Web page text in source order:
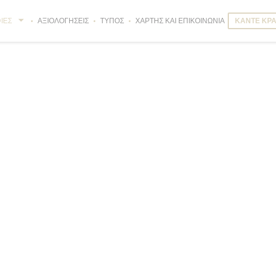
ΑΞΙΟΛΟΓΉΣΕΙΣ ΤΎΠΟΣ ΧΆΡΤΗΣ ΚΑΙ ΕΠΙΚΟΙΝΩΝΊΑ ΚΆΝΤΕ